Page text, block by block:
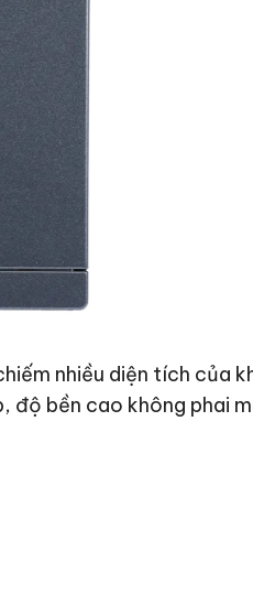
nhiều diện tích của
độ bền cao không phai